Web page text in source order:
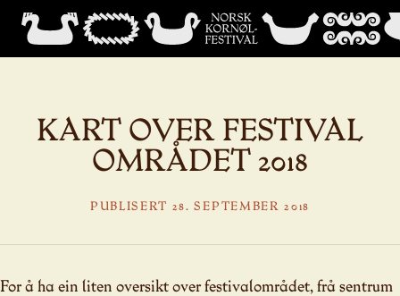
KART OVER FESTIVAL
OMRÅDET 2018
PUBLISERT 28. SEPTEMBER 2018
For å ha ein liten oversikt over festivalområdet, frå sentrum